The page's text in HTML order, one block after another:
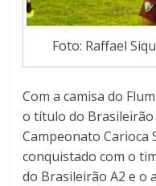
Foto: Raffael
Com a camisa do
o título do Brasileirão
Campeonato Carioca
conquistado com o
do Brasileirão A2 e o